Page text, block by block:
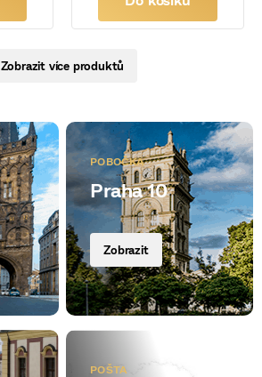
Zobrazit více produktů
POBOČKA
Praha 10
Zobrazit
POŠTA